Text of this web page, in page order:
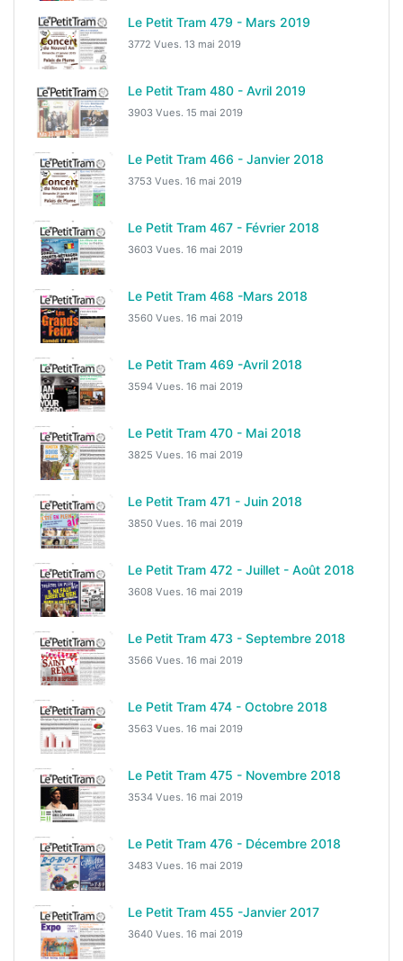
Le Petit Tram 479 - Mars 2019
3772 Vues. 13 mai 2019
Le Petit Tram 480 - Avril 2019
3903 Vues. 15 mai 2019
Le Petit Tram 466 - Janvier 2018
3753 Vues. 16 mai 2019
Le Petit Tram 467 - Février 2018
3603 Vues. 16 mai 2019
Le Petit Tram 468 -Mars 2018
3560 Vues. 16 mai 2019
Le Petit Tram 469 -Avril 2018
3594 Vues. 16 mai 2019
Le Petit Tram 470 - Mai 2018
3825 Vues. 16 mai 2019
Le Petit Tram 471 - Juin 2018
3850 Vues. 16 mai 2019
Le Petit Tram 472 - Juillet - Août 2018
3608 Vues. 16 mai 2019
Le Petit Tram 473 - Septembre 2018
3566 Vues. 16 mai 2019
Le Petit Tram 474 - Octobre 2018
3563 Vues. 16 mai 2019
Le Petit Tram 475 - Novembre 2018
3534 Vues. 16 mai 2019
Le Petit Tram 476 - Décembre 2018
3483 Vues. 16 mai 2019
Le Petit Tram 455 -Janvier 2017
3640 Vues. 16 mai 2019